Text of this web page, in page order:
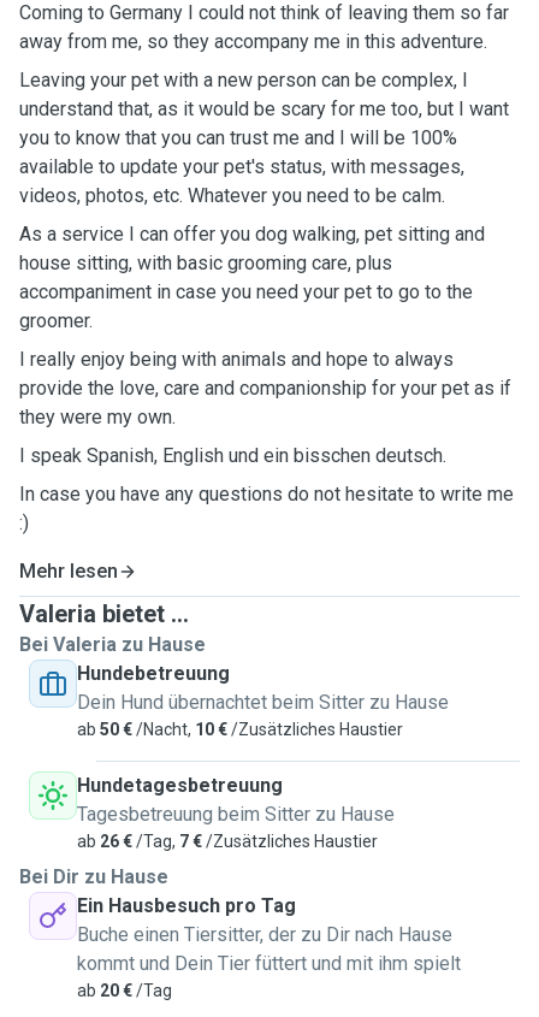
Coming to Germany I could not think of leaving them so far
away from me, so they accompany me in this adventure.
Leaving your pet with a new person can be complex, I
understand that, as it would be scary for me too, but I want
you to know that you can trust me and I will be 100%
available to update your pet's status, with messages,
videos, photos, etc. Whatever you need to be calm.
As a service I can offer you dog walking, pet sitting and
house sitting, with basic grooming care, plus
accompaniment in case you need your pet to go to the
groomer.
I really enjoy being with animals and hope to always
provide the love, care and companionship for your pet as if
they were my own.
I speak Spanish, English und ein bisschen deutsch.
In case you have any questions do not hesitate to write me
:)
Mehr lesen
Valeria bietet ...
Bei Valeria zu Hause
Hundebetreuung
Dein Hund übernachtet beim Sitter zu Hause
ab 50 €/Nacht, 10 €/Zusätzliches Haustier
Hundetagesbetreuung
Tagesbetreuung beim Sitter zu Hause
ab 26 €/Tag, 7 €/Zusätzliches Haustier
Bei Dir zu Hause
Ein Hausbesuch pro Tag
Buche einen Tiersitter, der zu Dir nach Hause
kommt und Dein Tier füttert und mit ihm spielt
ab 20 €/Tag